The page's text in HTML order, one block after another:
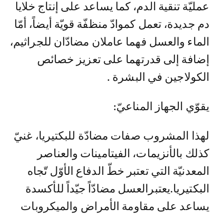
عمليّة تنقية الدم، كما يساعد على إنتاج خلايا
دم جديدة، تعمل كموادّ منظفّة قويّة أيضاً، أمّا
الماء والعسل فهما عاملان مضادّان للجراثيم،
إضافة إلى قدرتهما على تعزيز خصائص
الكولاجين في البشرة .
يقوّي الجهاز المناعيّ:
لهذا المشروب صفات مضادّة للبكتيريا، غنيّ
كذلك بالأنزيمات، الفيتامينات والعناصر
المعدنيّة التي تعتبر خطّ الدفاع الأوّل تّجاه
البكتيريا.يعتبرالعسل مضادّاً جيّداً للأكسدة
يساعد على مقاومة الأمراض والميكروبات